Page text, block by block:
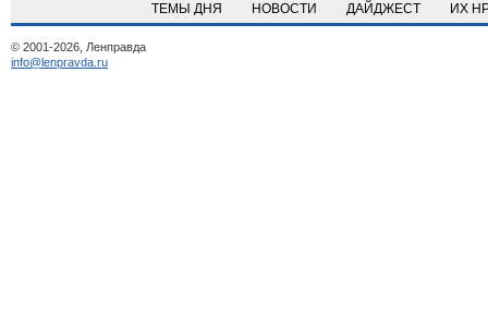
ТЕМЫ ДНЯ НОВОСТИ ДАЙДЖЕСТ ИХ
© 2001-2026, Ленправда
info@lenpravda.ru